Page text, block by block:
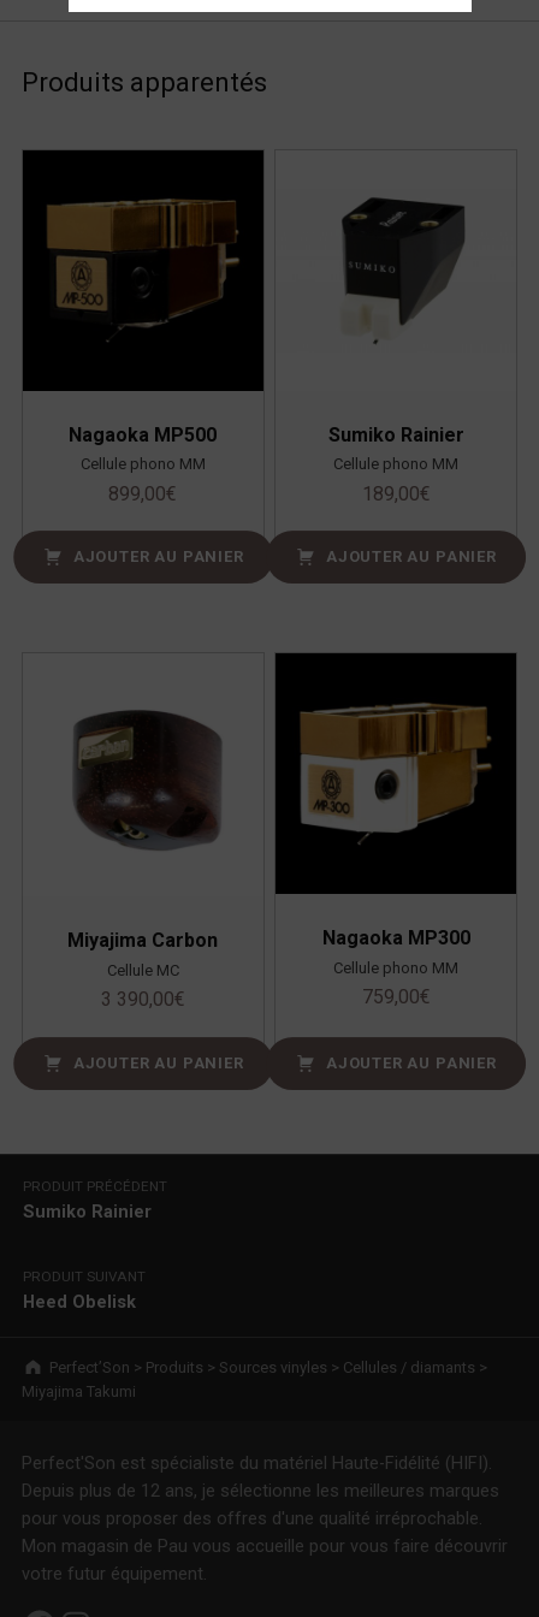
Produits apparentés
Nagaoka MP500
Cellule phono MM
899,00€
AJOUTER AU PANIER
Sumiko Rainier
Cellule phono MM
189,00€
AJOUTER AU PANIER
Miyajima Carbon
Cellule MC
3 390,00€
AJOUTER AU PANIER
Nagaoka MP300
Cellule phono MM
759,00€
AJOUTER AU PANIER
Navigation de l’article
PRODUIT PRÉCÉDENT
Sumiko Rainier
PRODUIT SUIVANT
Heed Obelisk
Breadcrumbs navigation
Perfect’Son > Produits > Sources vinyles > Cellules / diamants >
Miyajima Takumi
Perfect'Son est spécialiste du matériel Haute-Fidélité (HIFI).
Depuis plus de 12 ans, je sélectionne les meilleures marques
pour vous proposer des offres d'une qualité irréprochable.
Mon magasin de Pau vous accueille pour vous faire découvrir
votre futur équipement.